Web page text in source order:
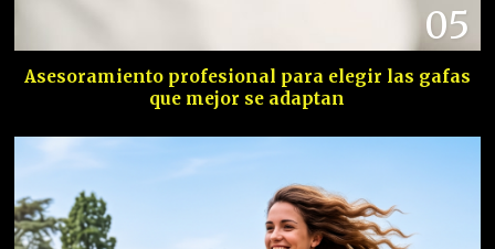
05
Asesoramiento profesional para elegir las gafas
que mejor se adaptan